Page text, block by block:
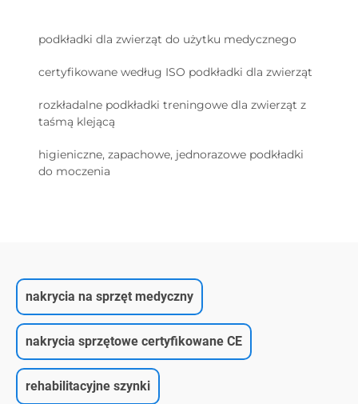
podkładki dla zwierząt do użytku medycznego
certyfikowane według ISO podkładki dla zwierząt
rozkładalne podkładki treningowe dla zwierząt z
taśmą klejącą
higieniczne, zapachowe, jednorazowe podkładki
do moczenia
nakrycia na sprzęt medyczny
nakrycia sprzętowe certyfikowane CE
rehabilitacyjne szynki